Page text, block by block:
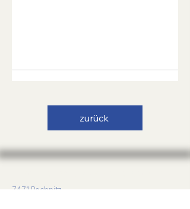
zurück
7471 Rechnitz